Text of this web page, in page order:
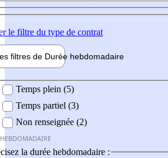
le filtre du type de contrat
filtres de Durée hebdomadaire
Temps plein (5)
Temps partiel (3)
Non renseignée (2)
la durée hebdomadaire :